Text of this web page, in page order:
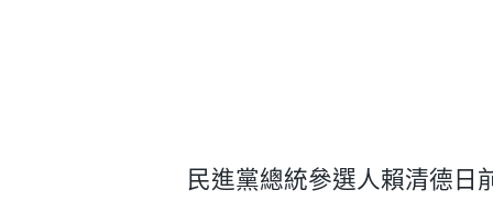
民進黨總統參選人賴清德日